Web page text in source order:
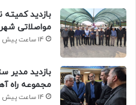
بازدید کمیته
مواصلاتی
14 ساعت پیش
بازدید مدیر
مجموعه راه
14 ساعت پیش